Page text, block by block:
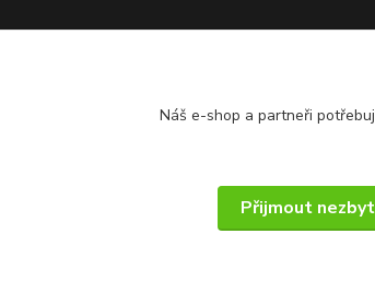
Náš e-shop a partneři
Přijmout